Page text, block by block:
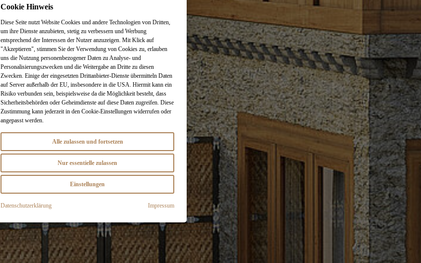
Cookie Hinweis
Diese Seite nutzt Website Cookies und andere Technologien von Dritten,
um ihre Dienste anzubieten, stetig zu verbessern und Werbung
entsprechend der Interessen der Nutzer anzuzeigen. Mit Klick auf
"Akzeptieren", stimmen Sie der Verwendung von Cookies zu, erlauben
uns die Nutzung personenbezogener Daten zu Analyse- und
Personalisierungszwecken und die Weitergabe an Dritte zu diesen
Zwecken. Einige der eingesetzten Drittanbieter-Dienste übermitteln Daten
auf Server außerhalb der EU, insbesondere in die USA. Hiermit kann ein
Risiko verbunden sein, beispielsweise da die Möglichkeit besteht, dass
Sicherheitsbehörden oder Geheimdienste auf diese Daten zugreifen. Diese
Zustimmung kann jederzeit in den Cookie-Einstellungen widerrufen oder
angepasst werden.
Alle zulassen und fortsetzen
Nur essentielle zulassen
Einstellungen
Datenschutzerklärung Impressum